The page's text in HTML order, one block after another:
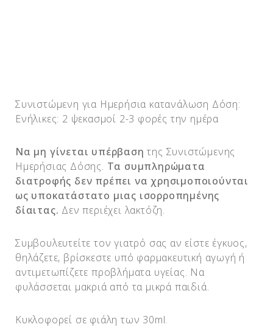
Συνιστώμενη για Ημερήσια κατανάλωση Δόση:
Ενήλικες: 2 ψεκασμοί 2-3 φορές την ημέρα
Να μη γίνεται υπέρβασητης Συνιστώμενης
Ημερήσιας Δόσης. Τα συμπληρώματα
διατροφής δεν πρέπει να χρησιμοποιούνται
ως υποκατάστατο μιας ισορροπημένης
δίαιτας. Δεν περιέχει λακτόζη.
Συμβουλευτείτε τον γιατρό σας αν είστε έγκυος,
θηλάζετε, βρίσκεστε υπό φαρμακευτική αγωγή ή
αντιμετωπίζετε προβλήματα υγείας. Να
φυλάσσεται μακριά από τα μικρά παιδιά.
Κυκλοφορεί σε φιάλη των 30ml.